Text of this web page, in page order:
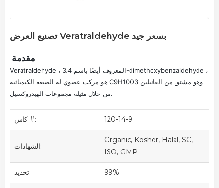
تصنيع العرض Veratraldehyde بسعر جيد
مقدمة
Veratraldehyde ، المعروف أيضًا باسم 3،4-dimethoxybenzaldehyde ،
هو مركب عضوي له الصيغة الكيميائية C9H10O3 وهو مشتق من الفانيلين
من خلال مثيلة مجموعات الهيدروكسيل.
كاس #: 120-14-9
الشهادات:
Organic, Kosher, Halal, SC,
ISO, GMP
تحديد: 99%